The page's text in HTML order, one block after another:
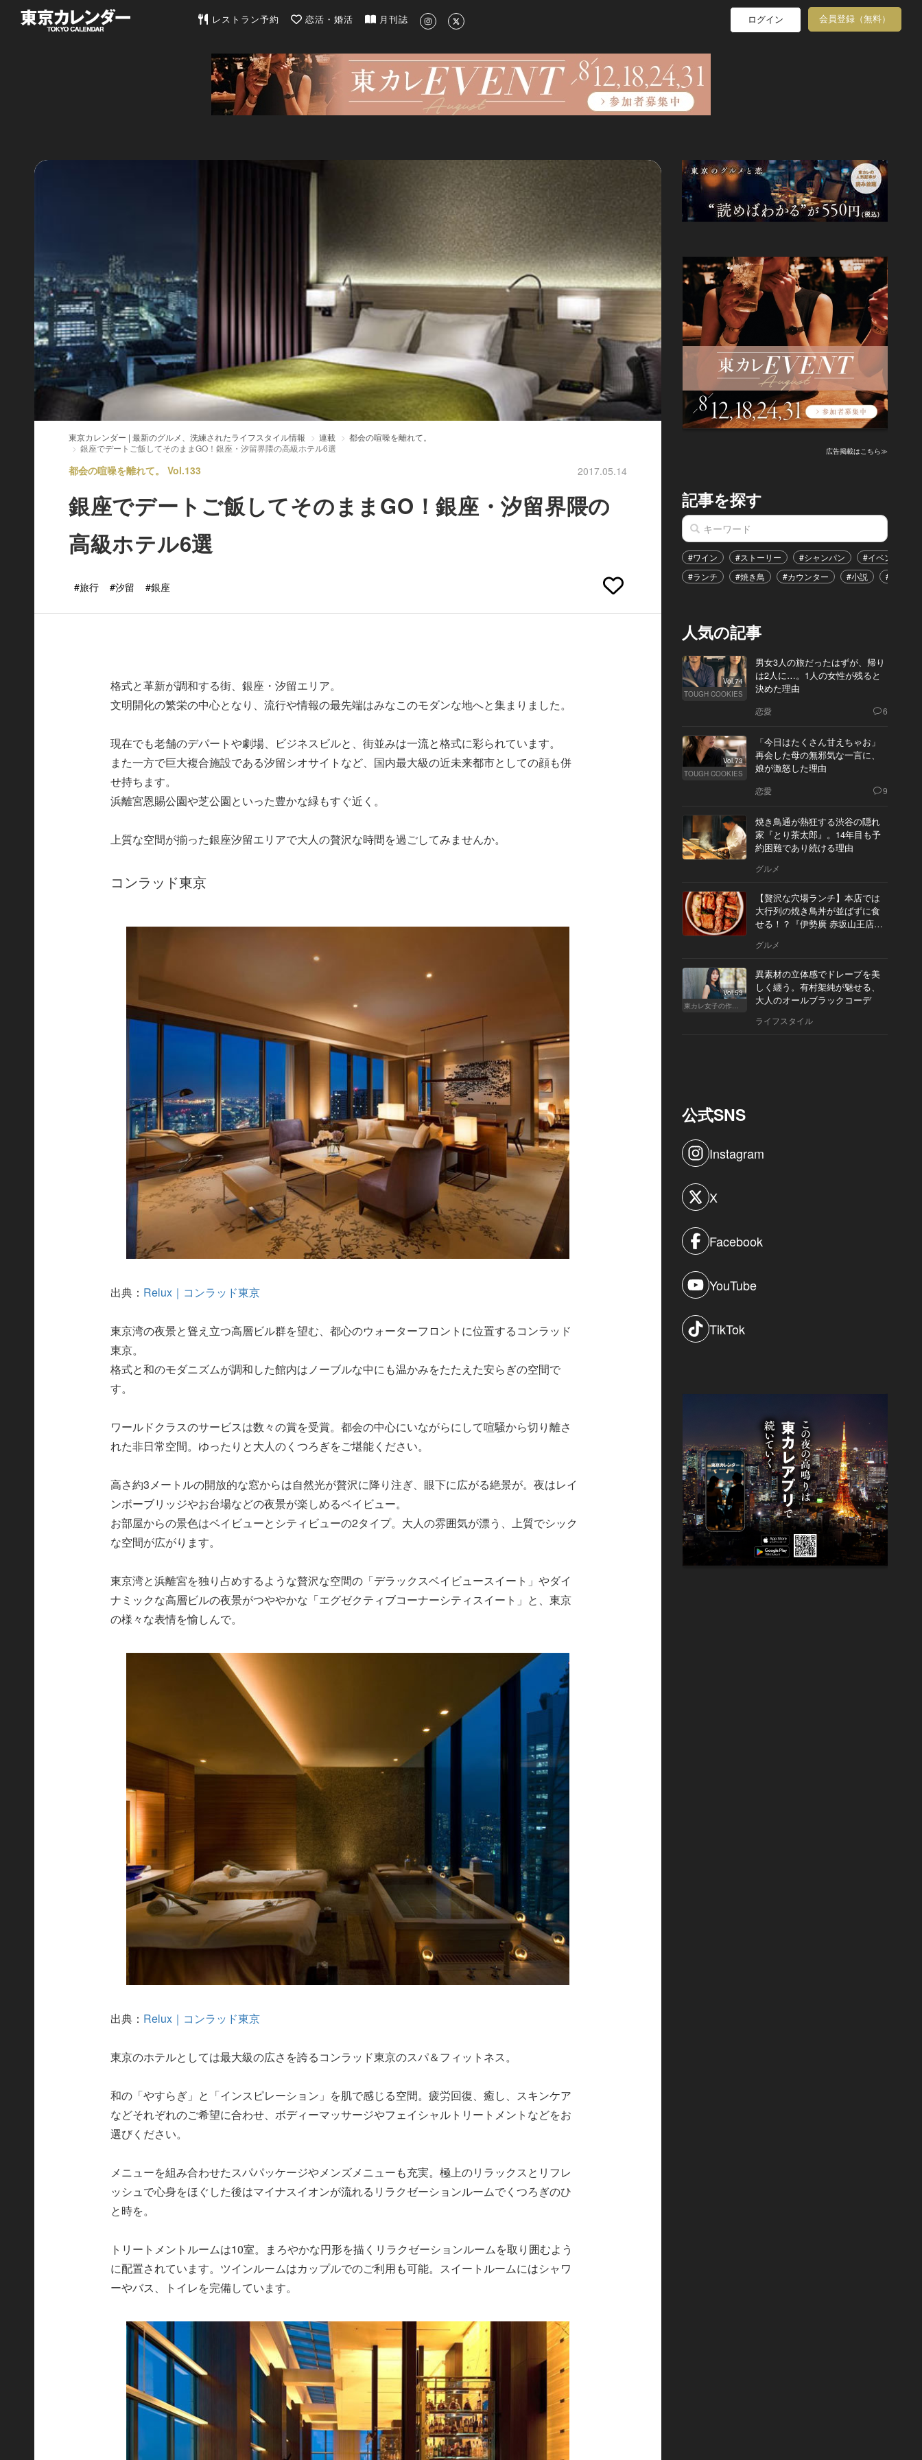
東京カレンダー | 最新のグルメ、洗練されたライフスタイル情報
レストラン予約 恋活・婚活 月刊誌 ログイン 会員登録（無料）
東京カレンダー | 最新のグルメ、洗練されたライフスタイル情報 連載
都会の喧噪を離れて。
銀座でデートご飯してそのままGO！銀座・汐留界隈の高級ホテル6選
都会の喧噪を離れて。 Vol.133 2017.05.14
銀座でデートご飯してそのままGO！銀座・汐留界隈の
高級ホテル6選
#旅行 #汐留 #銀座
格式と革新が調和する街、銀座・汐留エリア。
文明開化の繁栄の中心となり、流行や情報の最先端はみなこのモダンな地へと集まりました。
現在でも老舗のデパートや劇場、ビジネスビルと、街並みは一流と格式に彩られています。
また一方で巨大複合施設である汐留シオサイトなど、国内最大級の近未来都市としての顔も併
せ持ちます。
浜離宮恩賜公園や芝公園といった豊かな緑もすぐ近く。
上質な空間が揃った銀座汐留エリアで大人の贅沢な時間を過ごしてみませんか。
コンラッド東京
出典： Relux｜コンラッド東京
東京湾の夜景と聳え立つ高層ビル群を望む、都心のウォーターフロントに位置するコンラッド
東京。
格式と和のモダニズムが調和した館内はノーブルな中にも温かみをたたえた安らぎの空間で
す。
ワールドクラスのサービスは数々の賞を受賞。都会の中心にいながらにして喧騒から切り離さ
れた非日常空間。ゆったりと大人のくつろぎをご堪能ください。
高さ約3メートルの開放的な窓からは自然光が贅沢に降り注ぎ、眼下に広がる絶景が。夜はレイ
ンボーブリッジやお台場などの夜景が楽しめるベイビュー。
お部屋からの景色はベイビューとシティビューの2タイプ。大人の雰囲気が漂う、上質でシック
な空間が広がります。
東京湾と浜離宮を独り占めするような贅沢な空間の「デラックスベイビュースイート」やダイ
ナミックな高層ビルの夜景がつややかな「エグゼクティブコーナーシティスイート」と、東京
の様々な表情を愉しんで。
出典： Relux｜コンラッド東京
東京のホテルとしては最大級の広さを誇るコンラッド東京のスパ＆フィットネス。
和の「やすらぎ」と「インスピレーション」を肌で感じる空間。疲労回復、癒し、スキンケア
などそれぞれのご希望に合わせ、ボディーマッサージやフェイシャルトリートメントなどをお
選びください。
メニューを組み合わせたスパパッケージやメンズメニューも充実。極上のリラックスとリフレ
ッシュで心身をほぐした後はマイナスイオンが流れるリラクゼーションルームでくつろぎのひ
と時を。
トリートメントルームは10室。まろやかな円形を描くリラクゼーションルームを取り囲むよう
に配置されています。ツインルームはカップルでのご利用も可能。スイートルームにはシャワ
ーやバス、トイレを完備しています。
広告掲載はこちら≫
記事を探す
#ワイン #ストーリー #シャンパン #イベント
#ランチ
#焼き鳥 #カウンター #小説 #恋愛
人気の記事
Vol.74
TOUGH COOKIES
男女3人の旅だったはずが、帰り
は2人に…。1人の女性が残ると
決めた理由
恋愛 6
Vol.73
TOUGH COOKIES
「今日はたくさん甘えちゃお」
再会した母の無邪気な一言に、
娘が激怒した理由
恋愛 9
焼き鳥通が熱狂する渋谷の隠れ
家『とり茶太郎』。14年目も予
約困難であり続ける理由
グルメ
【贅沢な穴場ランチ】本店では
大行列の焼き鳥丼が並ばずに食
せる！？『伊勢廣 赤坂山王店』
グルメ
Vol.53
東カレ女子の作り方
異素材の立体感でドレープを美
しく纏う。有村架純が魅せる、
大人のオールブラックコーデ
ライフスタイル
公式SNS
Instagram
X
Facebook
YouTube
TikTok